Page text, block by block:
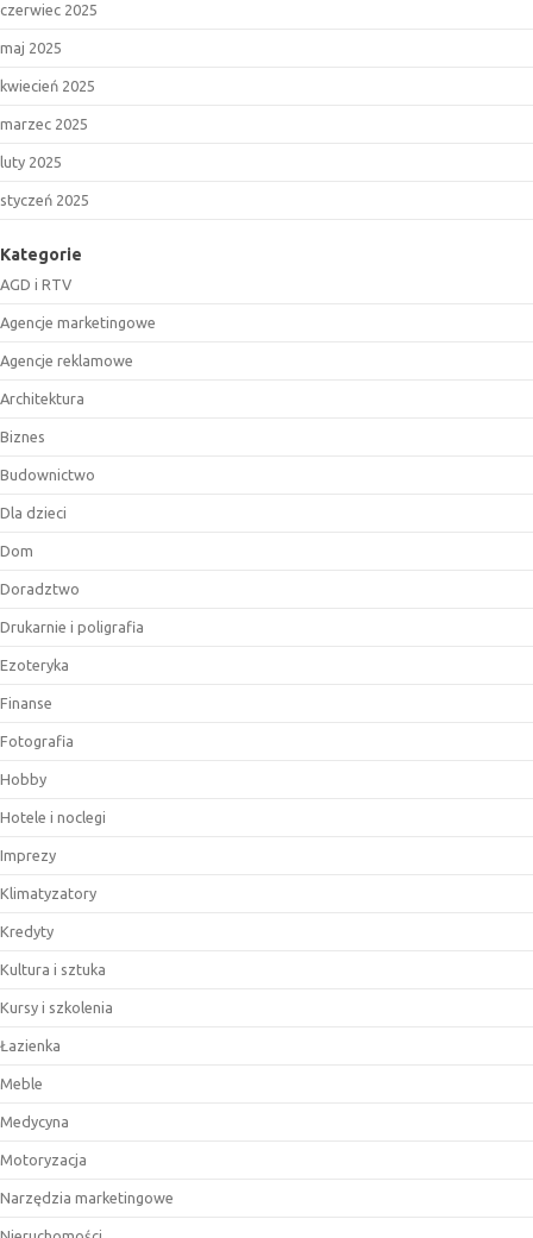
czerwiec 2025
maj 2025
kwiecień 2025
marzec 2025
luty 2025
styczeń 2025
Kategorie
AGD i RTV
Agencje marketingowe
Agencje reklamowe
Architektura
Biznes
Budownictwo
Dla dzieci
Dom
Doradztwo
Drukarnie i poligrafia
Ezoteryka
Finanse
Fotografia
Hobby
Hotele i noclegi
Imprezy
Klimatyzatory
Kredyty
Kultura i sztuka
Kursy i szkolenia
Łazienka
Meble
Medycyna
Motoryzacja
Narzędzia marketingowe